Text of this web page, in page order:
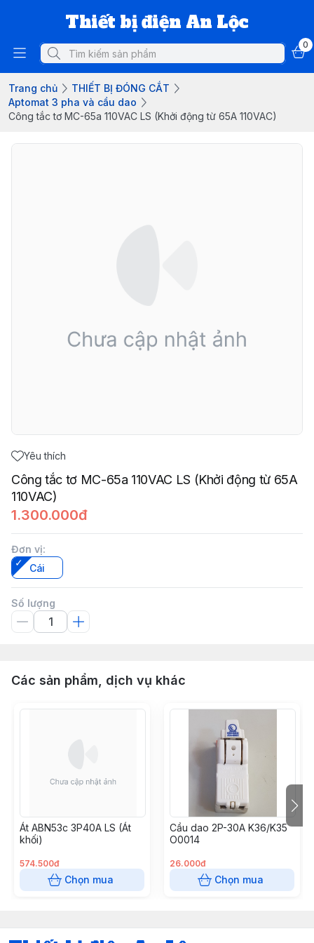
Thiết bị điện An Lộc
0
Trang chủ
THIẾT BỊ ĐÓNG CẮT
Aptomat 3 pha và cầu dao
Công tắc tơ MC-65a 110VAC LS (Khởi động từ 65A 110VAC)
Yêu thích
Công tắc tơ MC-65a 110VAC LS (Khởi động từ 65A
110VAC)
1.300.000đ
Đơn vị:
Cái
Số lượng
Các sản phẩm, dịch vụ khác
Át ABN53c 3P40A LS (Át
khối)
574.500đ
Chọn mua
Cầu dao 2P-30A K36/K35
O0014
26.000đ
Chọn mua